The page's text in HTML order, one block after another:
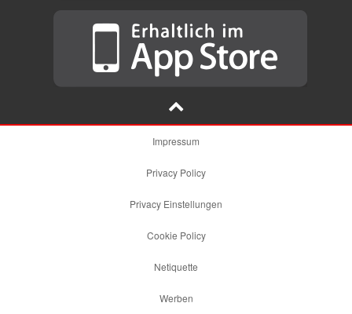
Impressum
Privacy Policy
Privacy Einstellungen
Cookie Policy
Netiquette
Werben